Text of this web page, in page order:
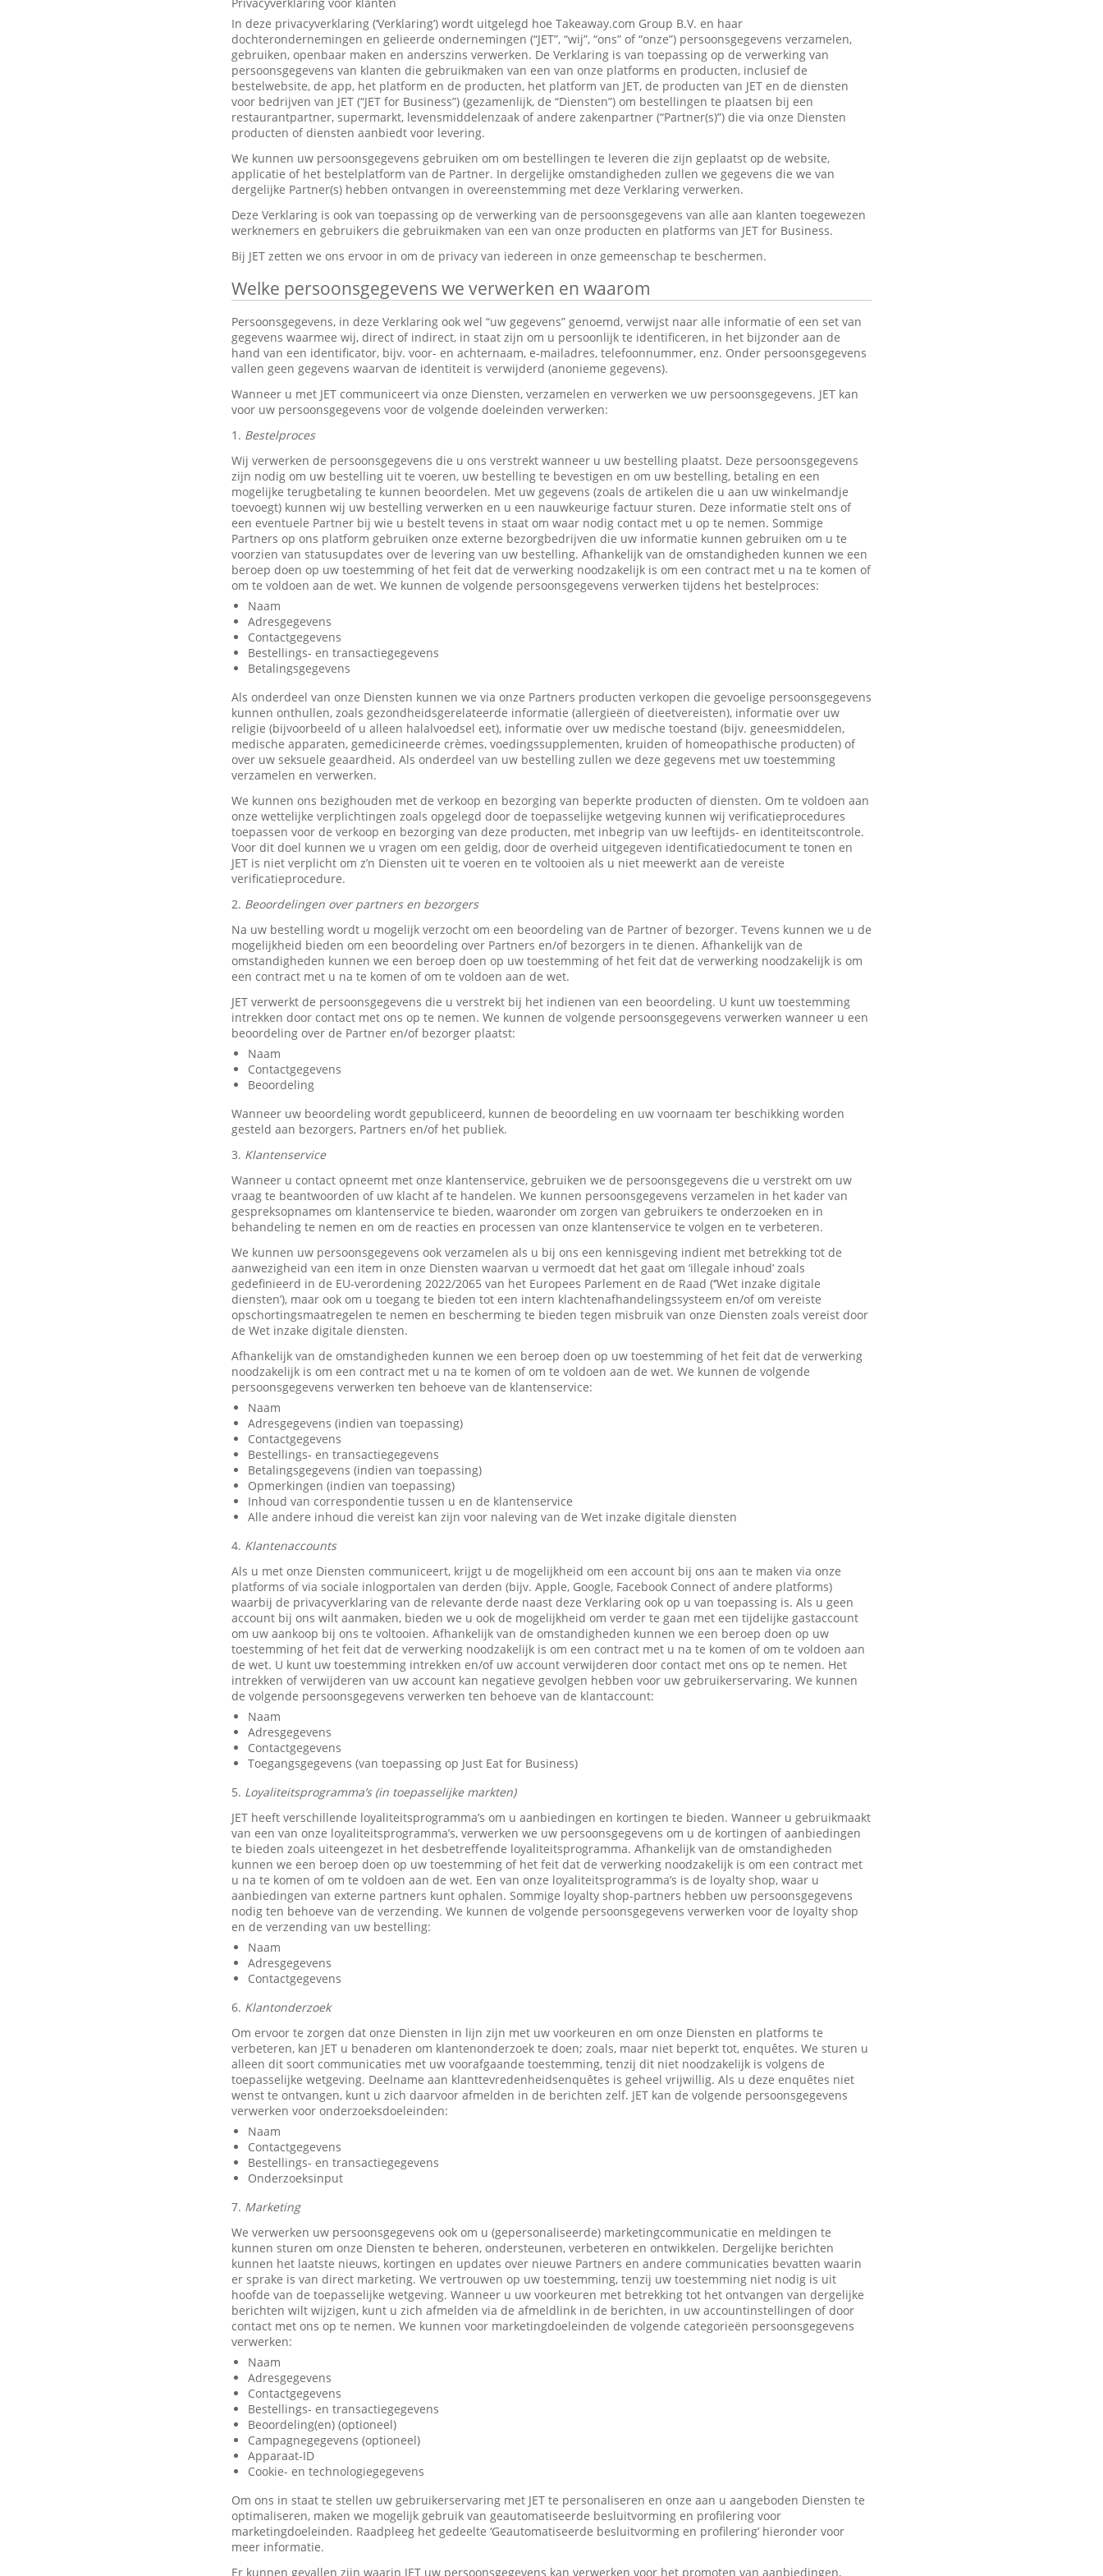
In deze privacyverklaring (‘Verklaring’) wordt uitgelegd hoe Takeaway.com Group B.V. en haar
dochterondernemingen en gelieerde ondernemingen (“JET”, “wij”, “ons” of “onze”) persoonsgegevens verzamelen,
gebruiken, openbaar maken en anderszins verwerken. De Verklaring is van toepassing op de verwerking van
persoonsgegevens van klanten die gebruikmaken van een van onze platforms en producten, inclusief de
bestelwebsite, de app, het platform en de producten, het platform van JET, de producten van JET en de diensten
voor bedrijven van JET (“JET for Business”) (gezamenlijk, de “Diensten”) om bestellingen te plaatsen bij een
restaurantpartner, supermarkt, levensmiddelenzaak of andere zakenpartner (“Partner(s)”) die via onze Diensten
producten of diensten aanbiedt voor levering.
We kunnen uw persoonsgegevens gebruiken om om bestellingen te leveren die zijn geplaatst op de website,
applicatie of het bestelplatform van de Partner. In dergelijke omstandigheden zullen we gegevens die we van
dergelijke Partner(s) hebben ontvangen in overeenstemming met deze Verklaring verwerken.
Deze Verklaring is ook van toepassing op de verwerking van de persoonsgegevens van alle aan klanten toegewezen
werknemers en gebruikers die gebruikmaken van een van onze producten en platforms van JET for Business.
Bij JET zetten we ons ervoor in om de privacy van iedereen in onze gemeenschap te beschermen.
Welke persoonsgegevens we verwerken en waarom
Persoonsgegevens, in deze Verklaring ook wel “uw gegevens” genoemd, verwijst naar alle informatie of een set van
gegevens waarmee wij, direct of indirect, in staat zijn om u persoonlijk te identificeren, in het bijzonder aan de
hand van een identificator, bijv. voor- en achternaam, e-mailadres, telefoonnummer, enz. Onder persoonsgegevens
vallen geen gegevens waarvan de identiteit is verwijderd (anonieme gegevens).
Wanneer u met JET communiceert via onze Diensten, verzamelen en verwerken we uw persoonsgegevens. JET kan
voor uw persoonsgegevens voor de volgende doeleinden verwerken:
1. Bestelproces
Wij verwerken de persoonsgegevens die u ons verstrekt wanneer u uw bestelling plaatst. Deze persoonsgegevens
zijn nodig om uw bestelling uit te voeren, uw bestelling te bevestigen en om uw bestelling, betaling en een
mogelijke terugbetaling te kunnen beoordelen. Met uw gegevens (zoals de artikelen die u aan uw winkelmandje
toevoegt) kunnen wij uw bestelling verwerken en u een nauwkeurige factuur sturen. Deze informatie stelt ons of
een eventuele Partner bij wie u bestelt tevens in staat om waar nodig contact met u op te nemen. Sommige
Partners op ons platform gebruiken onze externe bezorgbedrijven die uw informatie kunnen gebruiken om u te
voorzien van statusupdates over de levering van uw bestelling. Afhankelijk van de omstandigheden kunnen we een
beroep doen op uw toestemming of het feit dat de verwerking noodzakelijk is om een contract met u na te komen of
om te voldoen aan de wet. We kunnen de volgende persoonsgegevens verwerken tijdens het bestelproces:
Naam
Adresgegevens
Contactgegevens
Bestellings- en transactiegegevens
Betalingsgegevens
Als onderdeel van onze Diensten kunnen we via onze Partners producten verkopen die gevoelige persoonsgegevens
kunnen onthullen, zoals gezondheidsgerelateerde informatie (allergieën of dieetvereisten), informatie over uw
religie (bijvoorbeeld of u alleen halalvoedsel eet), informatie over uw medische toestand (bijv. geneesmiddelen,
medische apparaten, gemedicineerde crèmes, voedingssupplementen, kruiden of homeopathische producten) of
over uw seksuele geaardheid. Als onderdeel van uw bestelling zullen we deze gegevens met uw toestemming
verzamelen en verwerken.
We kunnen ons bezighouden met de verkoop en bezorging van beperkte producten of diensten. Om te voldoen aan
onze wettelijke verplichtingen zoals opgelegd door de toepasselijke wetgeving kunnen wij verificatieprocedures
toepassen voor de verkoop en bezorging van deze producten, met inbegrip van uw leeftijds- en identiteitscontrole.
Voor dit doel kunnen we u vragen om een geldig, door de overheid uitgegeven identificatiedocument te tonen en
JET is niet verplicht om z’n Diensten uit te voeren en te voltooien als u niet meewerkt aan de vereiste
verificatieprocedure.
2. Beoordelingen over partners en bezorgers
Na uw bestelling wordt u mogelijk verzocht om een beoordeling van de Partner of bezorger. Tevens kunnen we u de
mogelijkheid bieden om een beoordeling over Partners en/of bezorgers in te dienen. Afhankelijk van de
omstandigheden kunnen we een beroep doen op uw toestemming of het feit dat de verwerking noodzakelijk is om
een contract met u na te komen of om te voldoen aan de wet.
JET verwerkt de persoonsgegevens die u verstrekt bij het indienen van een beoordeling. U kunt uw toestemming
intrekken door contact met ons op te nemen. We kunnen de volgende persoonsgegevens verwerken wanneer u een
beoordeling over de Partner en/of bezorger plaatst:
Naam
Contactgegevens
Beoordeling
Wanneer uw beoordeling wordt gepubliceerd, kunnen de beoordeling en uw voornaam ter beschikking worden
gesteld aan bezorgers, Partners en/of het publiek.
3. Klantenservice
Wanneer u contact opneemt met onze klantenservice, gebruiken we de persoonsgegevens die u verstrekt om uw
vraag te beantwoorden of uw klacht af te handelen. We kunnen persoonsgegevens verzamelen in het kader van
gespreksopnames om klantenservice te bieden, waaronder om zorgen van gebruikers te onderzoeken en in
behandeling te nemen en om de reacties en processen van onze klantenservice te volgen en te verbeteren.
We kunnen uw persoonsgegevens ook verzamelen als u bij ons een kennisgeving indient met betrekking tot de
aanwezigheid van een item in onze Diensten waarvan u vermoedt dat het gaat om ‘illegale inhoud’ zoals
gedefinieerd in de EU-verordening 2022/2065 van het Europees Parlement en de Raad (‘’Wet inzake digitale
diensten’), maar ook om u toegang te bieden tot een intern klachtenafhandelingssysteem en/of om vereiste
opschortingsmaatregelen te nemen en bescherming te bieden tegen misbruik van onze Diensten zoals vereist door
de Wet inzake digitale diensten.
Afhankelijk van de omstandigheden kunnen we een beroep doen op uw toestemming of het feit dat de verwerking
noodzakelijk is om een contract met u na te komen of om te voldoen aan de wet. We kunnen de volgende
persoonsgegevens verwerken ten behoeve van de klantenservice:
Naam
Adresgegevens (indien van toepassing)
Contactgegevens
Bestellings- en transactiegegevens
Betalingsgegevens (indien van toepassing)
Opmerkingen (indien van toepassing)
Inhoud van correspondentie tussen u en de klantenservice
Alle andere inhoud die vereist kan zijn voor naleving van de Wet inzake digitale diensten
4. Klantenaccounts
Als u met onze Diensten communiceert, krijgt u de mogelijkheid om een account bij ons aan te maken via onze
platforms of via sociale inlogportalen van derden (bijv. Apple, Google, Facebook Connect of andere platforms)
waarbij de privacyverklaring van de relevante derde naast deze Verklaring ook op u van toepassing is. Als u geen
account bij ons wilt aanmaken, bieden we u ook de mogelijkheid om verder te gaan met een tijdelijke gastaccount
om uw aankoop bij ons te voltooien. Afhankelijk van de omstandigheden kunnen we een beroep doen op uw
toestemming of het feit dat de verwerking noodzakelijk is om een contract met u na te komen of om te voldoen aan
de wet. U kunt uw toestemming intrekken en/of uw account verwijderen door contact met ons op te nemen. Het
intrekken of verwijderen van uw account kan negatieve gevolgen hebben voor uw gebruikerservaring. We kunnen
de volgende persoonsgegevens verwerken ten behoeve van de klantaccount:
Naam
Adresgegevens
Contactgegevens
Toegangsgegevens (van toepassing op Just Eat for Business)
5. Loyaliteitsprogramma’s (in toepasselijke markten)
JET heeft verschillende loyaliteitsprogramma’s om u aanbiedingen en kortingen te bieden. Wanneer u gebruikmaakt
van een van onze loyaliteitsprogramma’s, verwerken we uw persoonsgegevens om u de kortingen of aanbiedingen
te bieden zoals uiteengezet in het desbetreffende loyaliteitsprogramma. Afhankelijk van de omstandigheden
kunnen we een beroep doen op uw toestemming of het feit dat de verwerking noodzakelijk is om een contract met
u na te komen of om te voldoen aan de wet. Een van onze loyaliteitsprogramma’s is de loyalty shop, waar u
aanbiedingen van externe partners kunt ophalen. Sommige loyalty shop-partners hebben uw persoonsgegevens
nodig ten behoeve van de verzending. We kunnen de volgende persoonsgegevens verwerken voor de loyalty shop
en de verzending van uw bestelling:
Naam
Adresgegevens
Contactgegevens
6. Klantonderzoek
Om ervoor te zorgen dat onze Diensten in lijn zijn met uw voorkeuren en om onze Diensten en platforms te
verbeteren, kan JET u benaderen om klantenonderzoek te doen; zoals, maar niet beperkt tot, enquêtes. We sturen u
alleen dit soort communicaties met uw voorafgaande toestemming, tenzij dit niet noodzakelijk is volgens de
toepasselijke wetgeving. Deelname aan klanttevredenheidsenquêtes is geheel vrijwillig. Als u deze enquêtes niet
wenst te ontvangen, kunt u zich daarvoor afmelden in de berichten zelf. JET kan de volgende persoonsgegevens
verwerken voor onderzoeksdoeleinden:
Naam
Contactgegevens
Bestellings- en transactiegegevens
Onderzoeksinput
7. Marketing
We verwerken uw persoonsgegevens ook om u (gepersonaliseerde) marketingcommunicatie en meldingen te
kunnen sturen om onze Diensten te beheren, ondersteunen, verbeteren en ontwikkelen. Dergelijke berichten
kunnen het laatste nieuws, kortingen en updates over nieuwe Partners en andere communicaties bevatten waarin
er sprake is van direct marketing. We vertrouwen op uw toestemming, tenzij uw toestemming niet nodig is uit
hoofde van de toepasselijke wetgeving. Wanneer u uw voorkeuren met betrekking tot het ontvangen van dergelijke
berichten wilt wijzigen, kunt u zich afmelden via de afmeldlink in de berichten, in uw accountinstellingen of door
contact met ons op te nemen. We kunnen voor marketingdoeleinden de volgende categorieën persoonsgegevens
verwerken:
Naam
Adresgegevens
Contactgegevens
Bestellings- en transactiegegevens
Beoordeling(en) (optioneel)
Campagnegegevens (optioneel)
Apparaat-ID
Cookie- en technologiegegevens
Om ons in staat te stellen uw gebruikerservaring met JET te personaliseren en onze aan u aangeboden Diensten te
optimaliseren, maken we mogelijk gebruik van geautomatiseerde besluitvorming en profilering voor
marketingdoeleinden. Raadpleeg het gedeelte ‘Geautomatiseerde besluitvorming en profilering’ hieronder voor
meer informatie.
Er kunnen gevallen zijn waarin JET uw persoonsgegevens kan verwerken voor het promoten van aanbiedingen,